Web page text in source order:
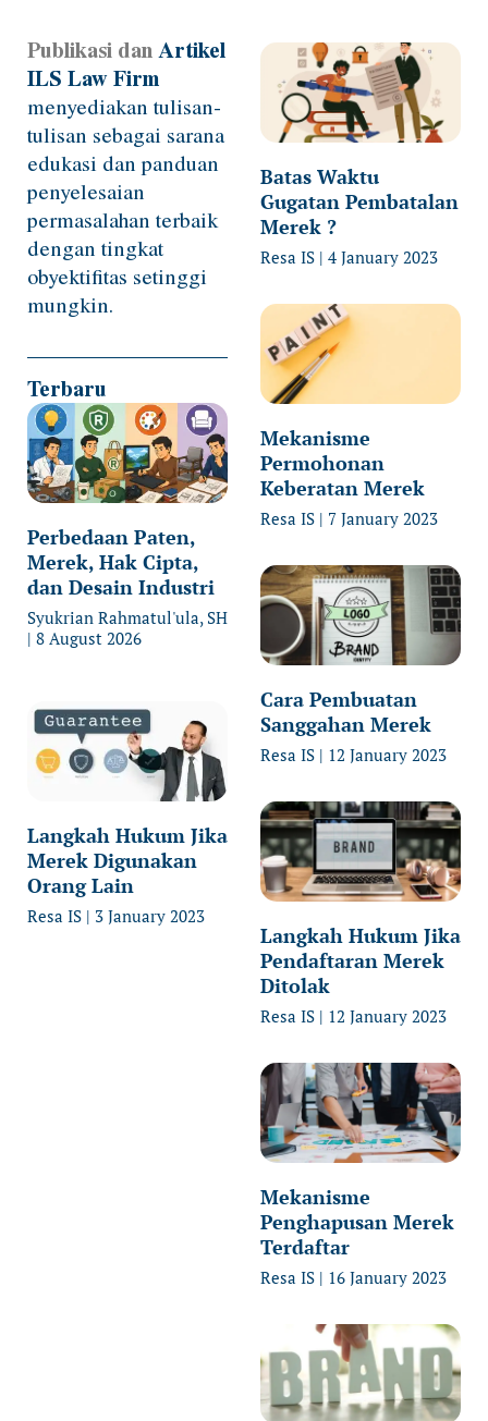
Publikasi danArtikel
ILS Law Firm
menyediakan tulisan-
tulisan sebagai sarana
edukasi dan panduan
penyelesaian
permasalahan terbaik
dengan tingkat
obyektifitas setinggi
mungkin.
Terbaru
Perbedaan Paten,
Merek, Hak Cipta,
dan Desain Industri
Syukrian Rahmatul'ula, SH
8 August 2026
Langkah Hukum Jika
Merek Digunakan
Orang Lain
Resa IS 3 January 2023
Batas Waktu
Gugatan Pembatalan
Merek ?
Resa IS 4 January 2023
Mekanisme
Permohonan
Keberatan Merek
Resa IS 7 January 2023
Cara Pembuatan
Sanggahan Merek
Resa IS 12 January 2023
Langkah Hukum Jika
Pendaftaran Merek
Ditolak
Resa IS 12 January 2023
Mekanisme
Penghapusan Merek
Terdaftar
Resa IS 16 January 2023
PagePagePage Page